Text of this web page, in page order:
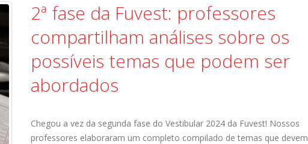
2ª fase da Fuvest: professores
compartilham análises sobre os
possíveis temas que podem ser
abordados
Chegou a vez da segunda fase do Vestibular 2024 da Fuvest! Nossos
professores elaboraram um completo compilado de temas que devem